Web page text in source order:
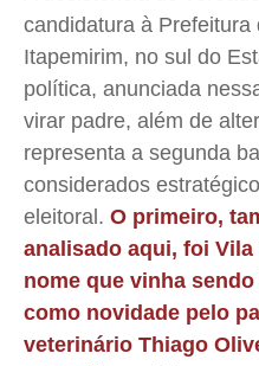
Expediente
Contato
Anuncie
Termos de Uso
Privacidade
Expediente
Contato
Anuncie
Termos de Uso
Privacidade
Expediente
Contato
Anuncie
Termos de Uso
Privacidade
Expediente
Contato
Anuncie
Termos de Uso
Privacidade
candidatura à Prefeitura
Itapemirim, no sul do
política, anunciada
virar padre, além de
representa a segunda
considerados
eleitoral. O primeiro,
analisado aqui, foi
nome que vinha
como novidade pelo
veterinário Thiago